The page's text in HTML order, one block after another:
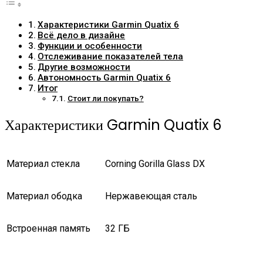
Характеристики Garmin Quatix 6
Всё дело в дизайне
Функции и особенности
Отслеживание показателей тела
Другие возможности
Автономность Garmin Quatix 6
Итог
Стоит ли покупать?
Характеристики Garmin Quatix 6
Материал стекла Corning Gorilla Glass DX
Материал ободка Нержавеющая сталь
Встроенная память 32 ГБ